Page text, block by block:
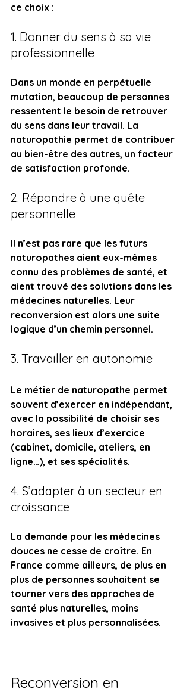
ce choix :
1. Donner du sens à sa vie
professionnelle
Dans un monde en perpétuelle
mutation, beaucoup de personnes
ressentent le besoin de retrouver
du sens dans leur travail. La
naturopathie permet de contribuer
au bien-être des autres, un facteur
de satisfaction profonde.
2. Répondre à une quête
personnelle
Il n’est pas rare que les futurs
naturopathes aient eux-mêmes
connu des problèmes de santé, et
aient trouvé des solutions dans les
médecines naturelles. Leur
reconversion est alors une suite
logique d’un chemin personnel.
3. Travailler en autonomie
Le métier de naturopathe permet
souvent d’exercer en indépendant,
avec la possibilité de choisir ses
horaires, ses lieux d’exercice
(cabinet, domicile, ateliers, en
ligne…), et ses spécialités.
4. S’adapter à un secteur en
croissance
La demande pour les médecines
douces ne cesse de croître. En
France comme ailleurs, de plus en
plus de personnes souhaitent se
tourner vers des approches de
santé plus naturelles, moins
invasives et plus personnalisées.
Reconversion en